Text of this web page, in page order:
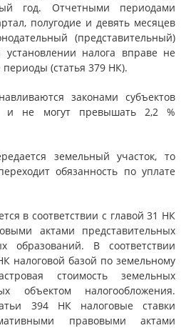
год. Отчетными периодами
полугодие и девять месяцев
(представительный)
налога вправе не
(статья 379 НК).
законами субъектов
и не могут превышать 2,2 %
земельный участок, то
обязанность по уплате
в соответствии с главой 31 НК
актами представительных
образований. В соответствии
налоговой базой по земельному
стоимость земельных
объектом налогообложения.
394 НК налоговые ставки
правовыми актами